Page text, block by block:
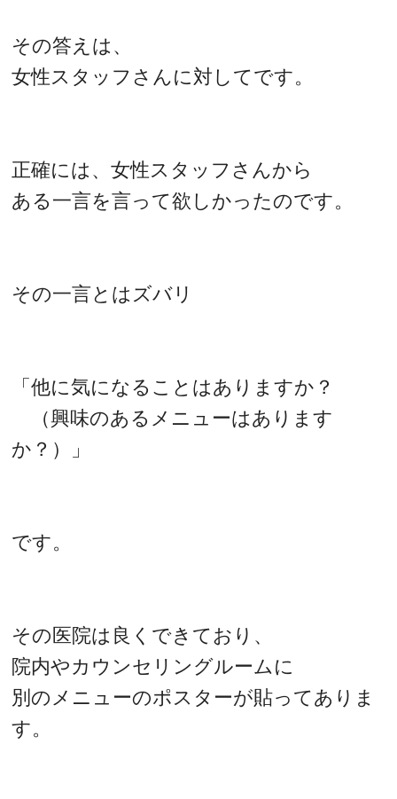
その答えは、
女性スタッフさんに対してです。
正確には、女性スタッフさんから
ある一言を言って欲しかったのです。
その一言とはズバリ
「他に気になることはありますか？
（興味のあるメニューはあります
か？）」
です。
その医院は良くできており、
院内やカウンセリングルームに
別のメニューのポスターが貼ってありま
す。